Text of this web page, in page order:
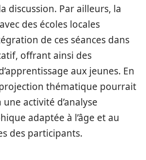
discussion. Par ailleurs, la
des écoles locales
de ces séances dans
offrant ainsi des
aux jeunes. En
thématique pourrait
activité d’analyse
adaptée à l’âge et au
des participants.